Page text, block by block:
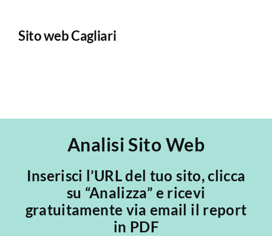
Sito web Cagliari
Analisi Sito Web
Inserisci l’URL del tuo sito, clicca
su “Analizza” e ricevi
gratuitamente via email il report
in PDF